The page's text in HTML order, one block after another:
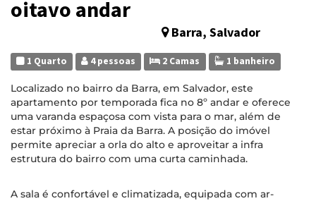
oitavo andar
Barra, Salvador
1 Quarto 4 pessoas 2 Camas 1 banheiro
Localizado no bairro da Barra, em Salvador, este
apartamento por temporada fica no 8º andar e oferece
uma varanda espaçosa com vista para o mar, além de
estar próximo à Praia da Barra. A posição do imóvel
permite apreciar a orla do alto e aproveitar a infra
estrutura do bairro com uma curta caminhada.
A sala é confortável e climatizada, equipada com ar-